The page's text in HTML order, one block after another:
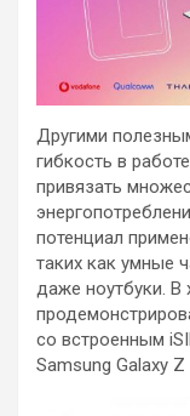
Другими
гибкость в
привязать
потенциал
таких как умные
даже ноутбуки. В
со встроенным
Samsung Galaxy